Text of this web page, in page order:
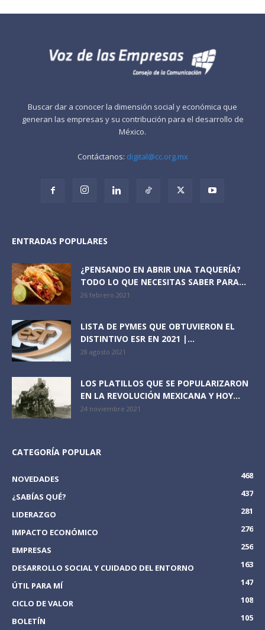
Buscar dar a conocer la dimensión social y económica que
generan las empresas y su contribución para el desarrollo de
México.
Contáctanos: digital@cc.org.mx
ENTRADAS POPULARES
¿PENSANDO EN ABRIR UNA TAQUERÍA?
TODO LO QUE NECESITAS SABER PARA...
26 febrero 2021
LISTA DE PYMES QUE OBTUVIERON EL
DISTINTIVO ESR EN 2021 |...
28 agosto 2021
LOS PLATILLOS QUE SE POPULARIZARON
EN LA REVOLUCIÓN MEXICANA Y HOY...
24 noviembre 2021
CATEGORÍA POPULAR
NOVEDADES
468
¿SABÍAS QUÉ?
437
LIDERAZGO
281
IMPACTO ECONÓMICO
276
EMPRESAS
256
DESARROLLO SOCIAL Y CUIDADO DEL ENTORNO
163
ÚTIL PARA MÍ
147
CICLO DE VALOR
108
BOLETÍN
105